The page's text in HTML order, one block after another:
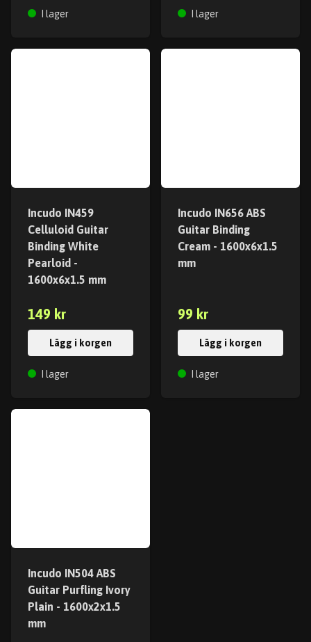
I lager I lager
Incudo IN459
Celluloid Guitar
Binding White
Pearloid -
1600x6x1.5 mm
149 kr
Lägg i korgen
I lager
Incudo IN656 ABS
Guitar Binding
Cream - 1600x6x1.5
mm
99 kr
Lägg i korgen
I lager
Incudo IN504 ABS
Guitar Purfling Ivory
Plain - 1600x2x1.5
mm